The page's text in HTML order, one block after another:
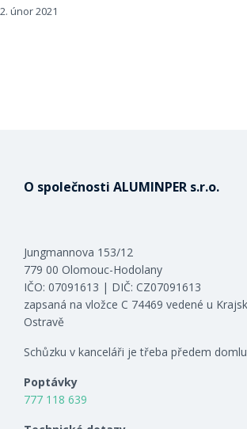
2. únor 2021
O společnosti ALUMINPER s.r.o.
Jungmannova 153/12
779 00 Olomouc-Hodolany
IČO: 07091613 | DIČ: CZ07091613
zapsaná na vložce C 74469 vedené u
Ostravě
Schůzku v kanceláři je třeba předem
Poptávky
777 118 639